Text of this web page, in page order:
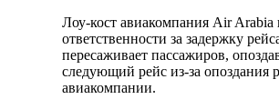
Лоу-кост авиакомпания Air Arabia
ответственности за задержку
пересаживает пассажиров,
следующий рейс из-за опоздания
авиакомпании.